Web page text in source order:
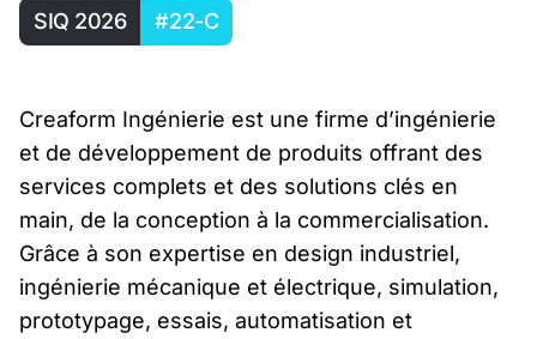
SIQ 2026 #22-C
Creaform Ingénierie est une firme d’ingénierie
et de développement de produits offrant des
services complets et des solutions clés en
main, de la conception à la commercialisation.
Grâce à son expertise en design industriel,
ingénierie mécanique et électrique, simulation,
prototypage, essais, automatisation et